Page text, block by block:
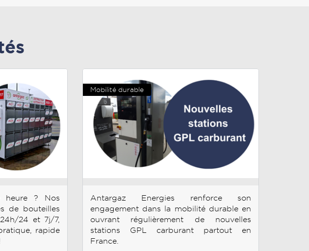
heure ? Nos
de bouteilles
24 et 7j/7,
rapide
Mobilité durable
Antargaz Energies renforce son
engagement dans la mobilité durable en
ouvrant régulièrement de nouvelles
stations GPL carburant partout en
France.